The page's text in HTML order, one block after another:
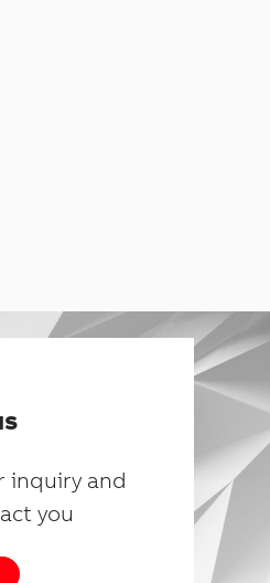
inquiry and
you